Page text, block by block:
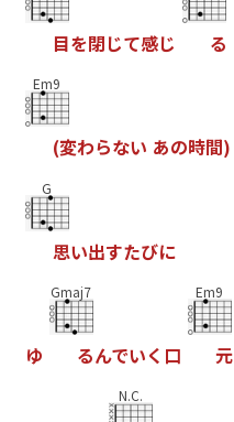
目を閉じて感じ る
Em9
(変わらない あの時間)
G
思い出すたびに
ゆ
Gmaj7
るんでいく 口
Em9
元
N.C.